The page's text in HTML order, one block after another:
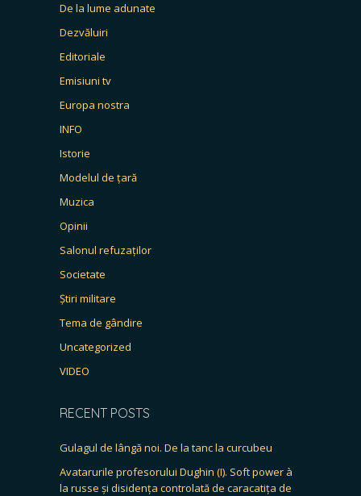
De la lume adunate
Dezvăluiri
Editoriale
Emisiuni tv
Europa nostra
INFO
Istorie
Modelul de țară
Muzica
Opinii
Salonul refuzaților
Societate
Știri militare
Tema de gândire
Uncategorized
VIDEO
RECENT POSTS
Gulagul de lângă noi. De la tanc la curcubeu
Avatarurile profesorului Dughin (I). Soft power à
la russe și disidența controlată de caracatița de